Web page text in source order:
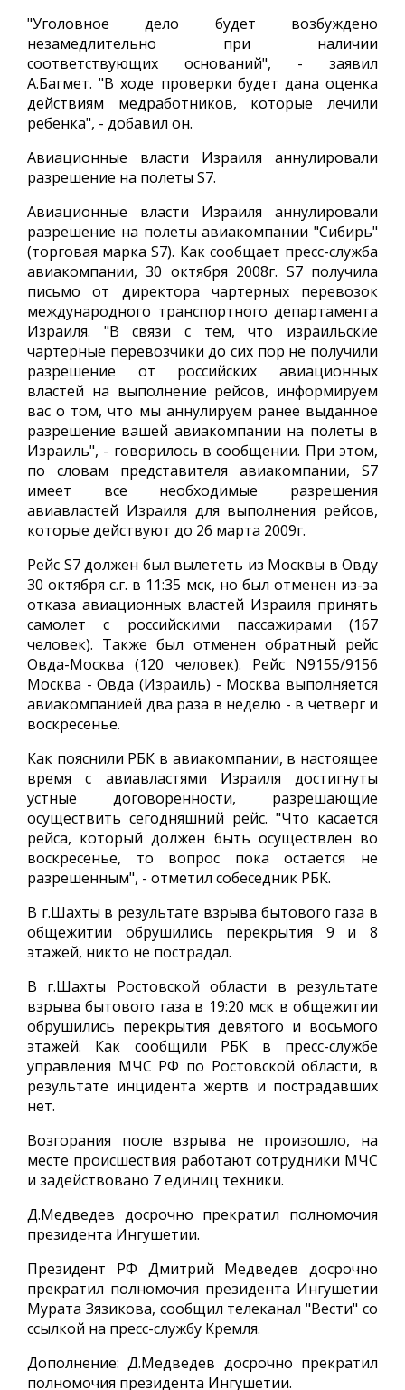
"Уголовное дело будет возбуждено
незамедлительно при наличии
соответствующих оснований", - заявил
А.Багмет. "В ходе проверки будет дана оценка
действиям медработников, которые лечили
ребенка", - добавил он.
Авиационные власти Израиля аннулировали
разрешение на полеты S7.
Авиационные власти Израиля аннулировали
разрешение на полеты авиакомпании "Сибирь"
(торговая марка S7). Как сообщает пресс-служба
авиакомпании, 30 октября 2008г. S7 получила
письмо от директора чартерных перевозок
международного транспортного департамента
Израиля. "В связи с тем, что израильские
чартерные перевозчики до сих пор не получили
разрешение от российских авиационных
властей на выполнение рейсов, информируем
вас о том, что мы аннулируем ранее выданное
разрешение вашей авиакомпании на полеты в
Израиль", - говорилось в сообщении. При этом,
по словам представителя авиакомпании, S7
имеет все необходимые разрешения
авиавластей Израиля для выполнения рейсов,
которые действуют до 26 марта 2009г.
Рейс S7 должен был вылететь из Москвы в Овду
30 октября с.г. в 11:35 мск, но был отменен из-за
отказа авиационных властей Израиля принять
самолет с российскими пассажирами (167
человек). Также был отменен обратный рейс
Овда-Москва (120 человек). Рейс N9155/9156
Москва - Овда (Израиль) - Москва выполняется
авиакомпанией два раза в неделю - в четверг и
воскресенье.
Как пояснили РБК в авиакомпании, в настоящее
время с авиавластями Израиля достигнуты
устные договоренности, разрешающие
осуществить сегодняшний рейс. "Что касается
рейса, который должен быть осуществлен во
воскресенье, то вопрос пока остается не
разрешенным", - отметил собеседник РБК.
В г.Шахты в результате взрыва бытового газа в
общежитии обрушились перекрытия 9 и 8
этажей, никто не пострадал.
В г.Шахты Ростовской области в результате
взрыва бытового газа в 19:20 мск в общежитии
обрушились перекрытия девятого и восьмого
этажей. Как сообщили РБК в пресс-службе
управления МЧС РФ по Ростовской области, в
результате инцидента жертв и пострадавших
нет.
Возгорания после взрыва не произошло, на
месте происшествия работают сотрудники МЧС
и задействовано 7 единиц техники.
Д.Медведев досрочно прекратил полномочия
президента Ингушетии.
Президент РФ Дмитрий Медведев досрочно
прекратил полномочия президента Ингушетии
Мурата Зязикова, сообщил телеканал "Вести" со
ссылкой на пресс-службу Кремля.
Дополнение: Д.Медведев досрочно прекратил
полномочия президента Ингушетии.